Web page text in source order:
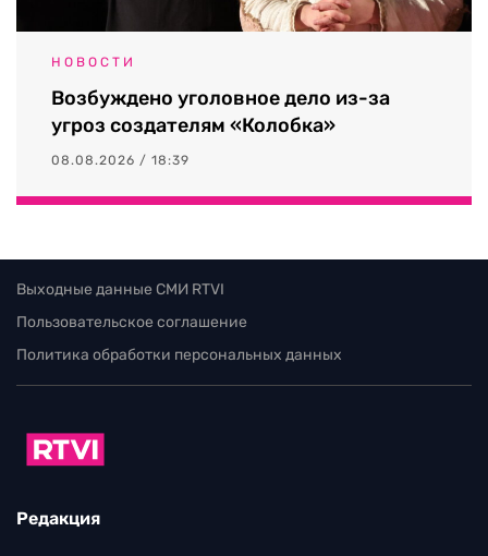
НОВОСТИ
Возбуждено уголовное дело из-за
угроз создателям «Колобка»
08.08.2026 / 18:39
Выходные данные СМИ RTVI
Пользовательское соглашение
Политика обработки персональных данных
Редакция